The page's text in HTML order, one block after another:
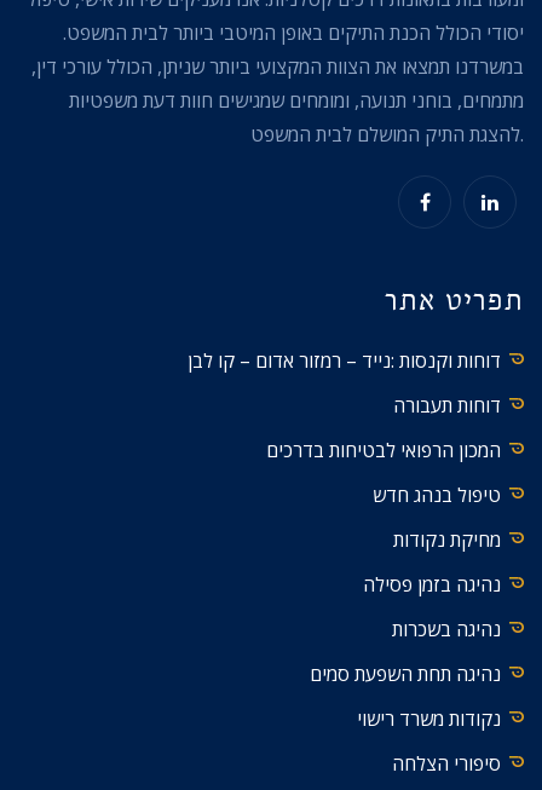
יסודי הכולל הכנת התיקים באופן המיטבי ביותר לבית המשפט.
במשרדנו תמצאו את הצוות המקצועי ביותר שניתן, הכולל עורכי דין,
מתמחים, בוחני תנועה, ומומחים שמגישים חוות דעת משפטיות
להצגת התיק המושלם לבית המשפט.
תפריט אתר
דוחות וקנסות :נייד – רמזור אדום – קו לבן
דוחות תעבורה
המכון הרפואי לבטיחות בדרכים
טיפול בנהג חדש
מחיקת נקודות
נהיגה בזמן פסילה
נהיגה בשכרות
נהיגה תחת השפעת סמים
נקודות משרד רישוי
סיפורי הצלחה